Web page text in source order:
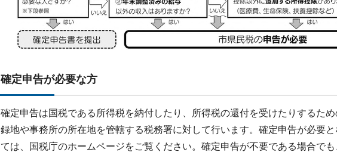
確定申告が必要な方
確定申告は国税である所得税を納付したり、所得税の還付を受けたりするた
録地や事務所の所在地を管轄する税務署に対して行います。確定申告が必要
ては、国税庁のホームページをご覧ください。確定申告が不要である場合で